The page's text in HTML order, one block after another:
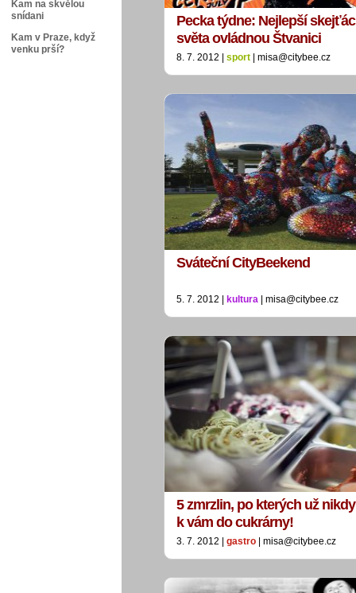
Kam na skvělou
snídani
Kam v Praze, když
venku prší?
Pecka týdne: Nejlepší
světa ovládnou Štvanici
8. 7. 2012 | sport | misa@citybee.cz
Sváteční CityBeekend
5. 7. 2012 | kultura | misa@citybee.cz
5 zmrzlin, po kterých už
k vám do cukrárny!
3. 7. 2012 | gastro | misa@citybee.cz